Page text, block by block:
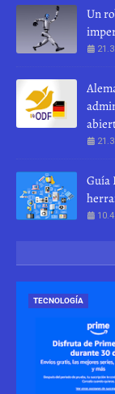
Un
Guía
TECNOLOGÍA